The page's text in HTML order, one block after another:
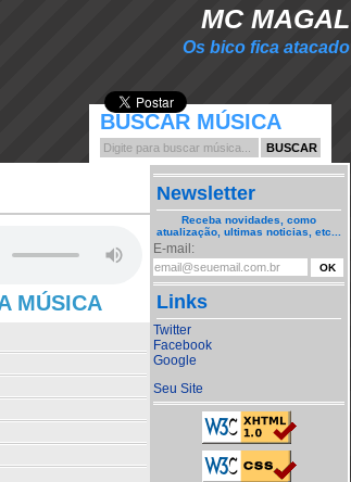
MC MAGAL
Os bico fica atacado
BUSCAR MÚSICA
MÚSICA
Newsletter
Receba novidades, como
atualização, ultimas noticias, etc...
E-mail:
Links
Twitter
Facebook
Google
Seu Site